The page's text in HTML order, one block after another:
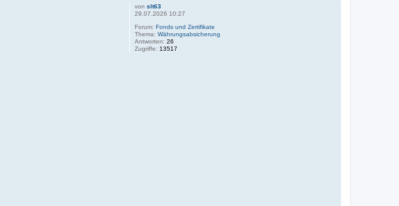
vonslt63
29.07.2026 10:27
Forum:Fonds und Zertifikate
Thema:Währungsabsicherung
Antworten:26
Zugriffe: 13517